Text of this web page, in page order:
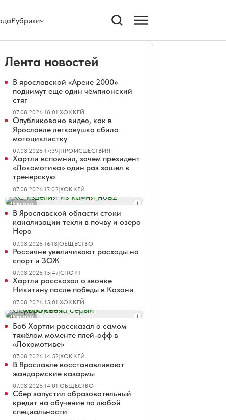
Рубрики
Лента новостей
В ярославской «Арене 2000»
поднимут еще один чемпионский
стяг
07.08.2026 18:01|ХОККЕЙ
Опубликовано видео, как в
Ярославле легковушка сбила
мотоциклистку
07.08.2026 17:39|ПРОИСШЕСТВИЯ
Хартли вспомнил, зачем президент
«Локомотива» один раз зашел в
тренерскую
07.08.2026 17:02|ХОККЕЙ
Реклама
В Ярославской области стоки
канализации текли в почву и озеро
Неро
07.08.2026 16:18|ОБЩЕСТВО
Россияне увеличивают расходы на
спорт и ЗОЖ
07.08.2026 15:47|СПОРТ
Хартли рассказал о звонке
Никитину после победы в Казани
07.08.2026 15:01|ХОККЕЙ
Реклама
Боб Хартли рассказал о самом
тяжёлом моменте плей-офф в
«Локомотиве»
07.08.2026 14:52|ХОККЕЙ
В Ярославле восстанавливают
жандармские казармы
07.08.2026 14:01|ОБЩЕСТВО
Сбер запустил образовательный
кредит на обучение по любой
специальности